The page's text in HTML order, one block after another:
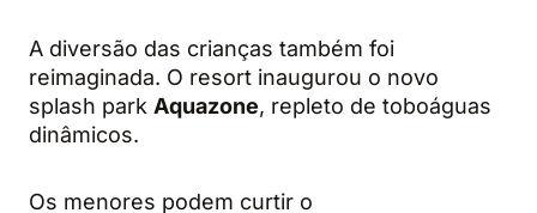
A diversão das crianças também foi
reimaginada. O resort inaugurou o novo
splash park Aquazone, repleto de toboáguas
dinâmicos.
Os menores podem curtir o